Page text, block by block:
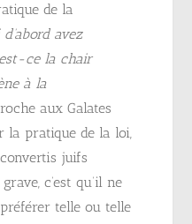
de la
avez
ce la chair
à la
aux Galates
la pratique de la loi,
juifs
c’est qu’il ne
telle ou telle